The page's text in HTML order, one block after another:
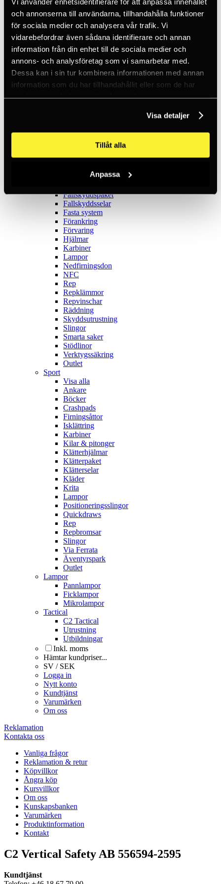
och annonserna till användarna, tillhandahålla funktioner
för sociala medier och analysera vår trafik. Vi
vidarebefordrar även sådana identifierare och annan
information från din enhet till de sociala medier och
annons- och analysföretag som vi samarbetar med.
Dessa kan i sin tur kombinera informationen med annan
information som du har tillhandahållit eller som de har
samlat in när du har använt deras tjänster.
Visa detaljer
Tillåt alla
Anpassa
Räddning
PPE
Telekom
Kundspecifik
Tjänster
Visa alla tjänster
Fallskyddsutbildning
Fallskyddsutrustning
PPE-inspektion
Fallskyddsutrustning
Backup-don
Falldämpare
Fallskyddspaket
Fallskyddsselar
Fasta system
Förankring
Förvaring
Hjälmar
Karbiner
Lampor
Nedfirningsdon
NFC
Rep
Repklämmor
Repvinschar
Räddning
Skyddsutrustning
Slingor
Smarta saker
Stödlinor
Verktygssäkring
Outlet
Sport
Visa alla
Ankare
Böcker
Crashpads
Firningsåttor
Isklättring
Karbiner
Kilar & pitonger
Klätterhjälmar
Klätterpaket
Klätterselar
Kläder
Krita
Lampor
Positioneringsslingor
Quickdraws
Rep
Repbromsar
Slingor
Via Ferrata
Äventyrspark
Outlet
Lampor
Pannlampor
Ficklampor
Mikrolampor
Tactical
C2 Tactical
Utrustning
Utbildningar
Inkl. moms
Hämtar kundpriser...
SV / SEK
Logga in
Nytt konto
Kundtjänst
Varumärken
Om oss
Reklamation
Kontakta oss
Vanliga frågor
Reklamation & retur
Köpvillkor
Ångra köp
Kursvillkor
Om oss
Kunskapsbanken
Varumärken
Produktinformation
Kontakt
C2 Vertical Safety AB 556594-2595
Kundtjänst